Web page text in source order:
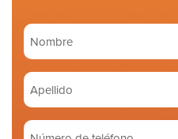
Nombre
(Required)
Apellido
(Required)
Número